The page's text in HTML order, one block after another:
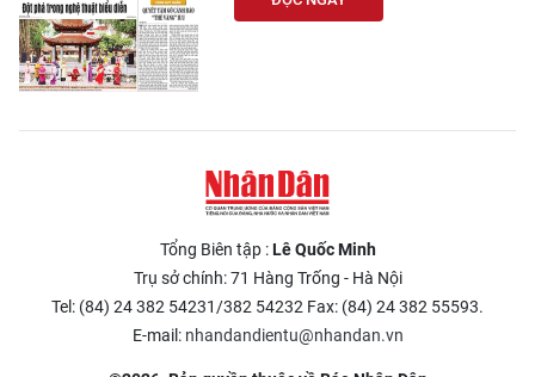
Tổng Biên tập :Lê Quốc Minh
Trụ sở chính: 71 Hàng Trống - Hà Nội
Tel: (84) 24 382 54231/382 54232 Fax: (84) 24 382 55593.
E-mail: nhandandientu@nhandan.vn